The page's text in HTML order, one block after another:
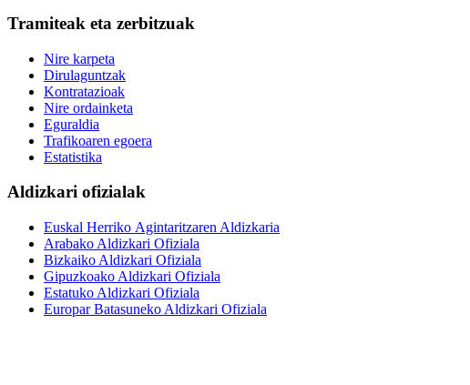
Tramiteak eta zerbitzuak
Nire karpeta
Dirulaguntzak
Kontratazioak
Nire ordainketa
Eguraldia
Trafikoaren egoera
Estatistika
Aldizkari ofizialak
Euskal Herriko Agintaritzaren Aldizkaria
Arabako Aldizkari Ofiziala
Bizkaiko Aldizkari Ofiziala
Gipuzkoako Aldizkari Ofiziala
Estatuko Aldizkari Ofiziala
Europar Batasuneko Aldizkari Ofiziala